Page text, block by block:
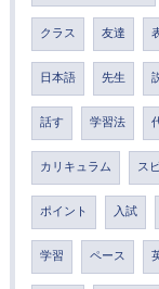
クラス 友達
日本語 先生
話す 学習法
カリキュラム ス
ポイント 入試
学習 ペース